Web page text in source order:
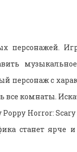
персонажей.
персонаж с
все комнаты.
Poppy Horror:
станет ярче и